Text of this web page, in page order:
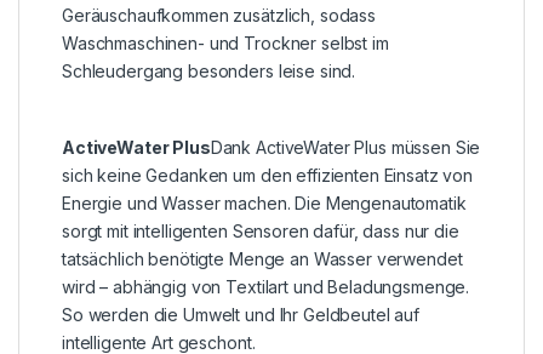
Geräuschaufkommen zusätzlich, sodass
Waschmaschinen- und Trockner selbst im
Schleudergang besonders leise sind.
ActiveWater PlusDank ActiveWater Plus müssen Sie
sich keine Gedanken um den effizienten Einsatz von
Energie und Wasser machen. Die Mengenautomatik
sorgt mit intelligenten Sensoren dafür, dass nur die
tatsächlich benötigte Menge an Wasser verwendet
wird – abhängig von Textilart und Beladungsmenge.
So werden die Umwelt und Ihr Geldbeutel auf
intelligente Art geschont.